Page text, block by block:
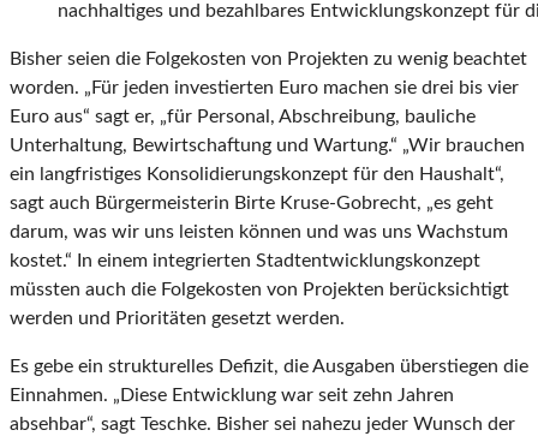
nachhaltiges und bezahlbares Entwicklungskonzept für
Bisher seien die Folgekosten von Projekten zu wenig beachtet
worden. „Für jeden investierten Euro machen sie drei bis vier
Euro aus“ sagt er, „für Personal, Abschreibung, bauliche
Unterhaltung, Bewirtschaftung und Wartung.“ „Wir brauchen
ein langfristiges Konsolidierungskonzept für den Haushalt“,
sagt auch Bürgermeisterin Birte Kruse-Gobrecht, „es geht
darum, was wir uns leisten können und was uns Wachstum
kostet.“ In einem integrierten Stadtentwicklungskonzept
müssten auch die Folgekosten von Projekten berücksichtigt
werden und Prioritäten gesetzt werden.
Es gebe ein strukturelles Defizit, die Ausgaben überstiegen die
Einnahmen. „Diese Entwicklung war seit zehn Jahren
absehbar“, sagt Teschke. Bisher sei nahezu jeder Wunsch der